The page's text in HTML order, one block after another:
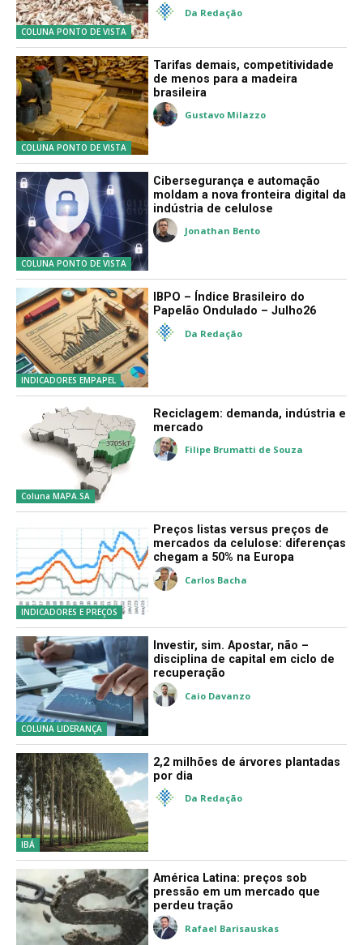
COLUNA PONTO DE VISTA
Da Redação
COLUNA PONTO DE VISTA
Tarifas demais, competitividade
de menos para a madeira
brasileira
Gustavo Milazzo
COLUNA PONTO DE VISTA
Cibersegurança e automação
moldam a nova fronteira digital da
indústria de celulose
Jonathan Bento
INDICADORES EMPAPEL
IBPO – Índice Brasileiro do
Papelão Ondulado – Julho26
Da Redação
Coluna MAPA.SA
Reciclagem: demanda, indústria e
mercado
Filipe Brumatti de Souza
INDICADORES E PREÇOS
Preços listas versus preços de
mercados da celulose: diferenças
chegam a 50% na Europa
Carlos Bacha
COLUNA LIDERANÇA
Investir, sim. Apostar, não –
disciplina de capital em ciclo de
recuperação
Caio Davanzo
IBÁ
2,2 milhões de árvores plantadas
por dia
Da Redação
América Latina: preços sob
pressão em um mercado que
perdeu tração
Rafael Barisauskas